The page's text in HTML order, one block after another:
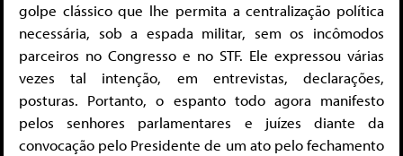
golpe clássico que lhe permita a centralização política
necessária, sob a espada militar, sem os incômodos
parceiros no Congresso e no STF. Ele expressou várias
vezes tal intenção, em entrevistas, declarações,
posturas. Portanto, o espanto todo agora manifesto
pelos senhores parlamentares e juízes diante da
convocação pelo Presidente de um ato pelo fechamento